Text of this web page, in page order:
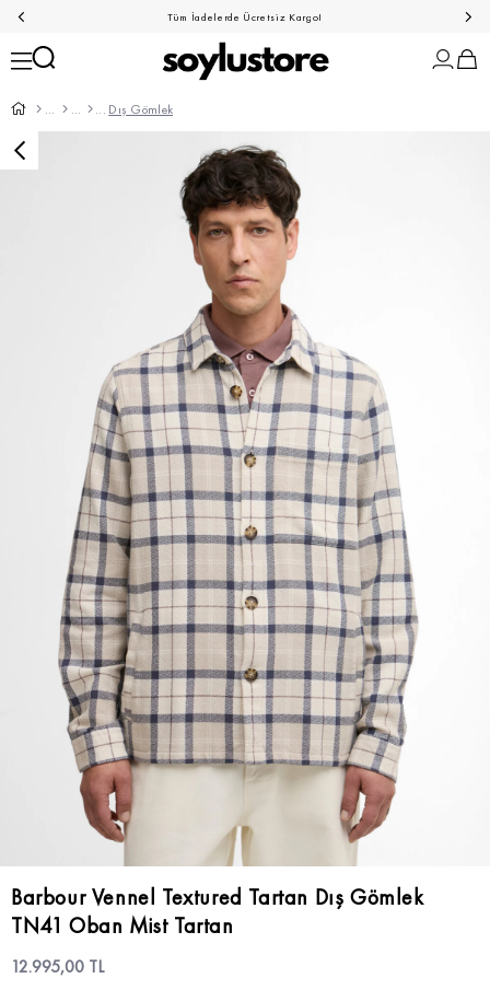
Tüm İadelerde Ücretsiz Kargo!
Dış Gömlek
Barbour Vennel Textured Tartan Dış Gömlek
TN41 Oban Mist Tartan
12.995,00 TL